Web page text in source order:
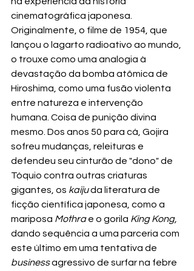
cinematográfica japonesa.
Originalmente, o filme de 1954, que
lançou o lagarto radioativo ao mundo,
o trouxe como uma analogia à
devastação da bomba atômica de
Hiroshima, como uma fusão violenta
entre natureza e intervenção
humana. Coisa de punição divina
mesmo. Dos anos 50 para cá, Gojira
sofreu mudanças, releituras e
defendeu seu cinturão de "dono" de
Tóquio contra outras criaturas
gigantes, os kaiju da literatura de
ficção científica japonesa, como a
mariposa Mothra e o gorila King Kong,
dando sequência a uma parceria com
este último em uma tentativa de
business agressivo de surfar na febre